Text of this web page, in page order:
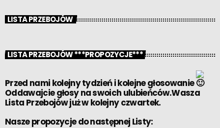
LISTA PRZEBOJÓW
LISTA PRZEBOJÓW ***PROPOZYCJE***
Przed nami kolejny tydzień i kolejne głosowanie
Oddawajcie głosy na swoich ulubieńców.Wasza
Lista Przebojów już w kolejny czwartek.
Nasze propozycje do następnej Listy: